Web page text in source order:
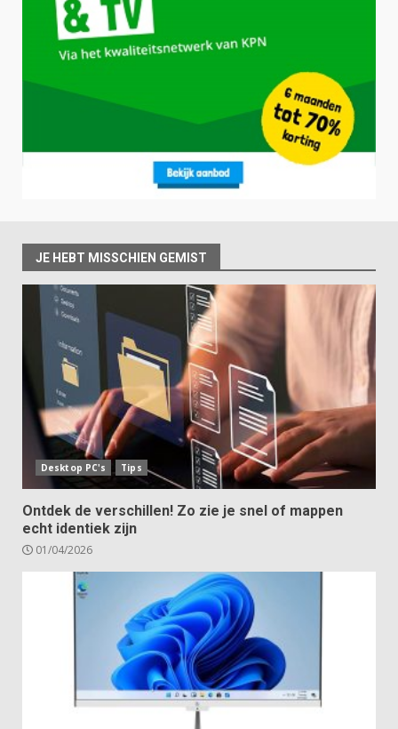
JE HEBT MISSCHIEN GEMIST
Desktop PC's Tips
Ontdek de verschillen! Zo zie je snel of mappen
echt identiek zijn
01/04/2026